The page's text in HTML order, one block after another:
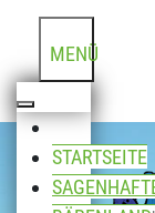
MENÜ
STARTSEITE